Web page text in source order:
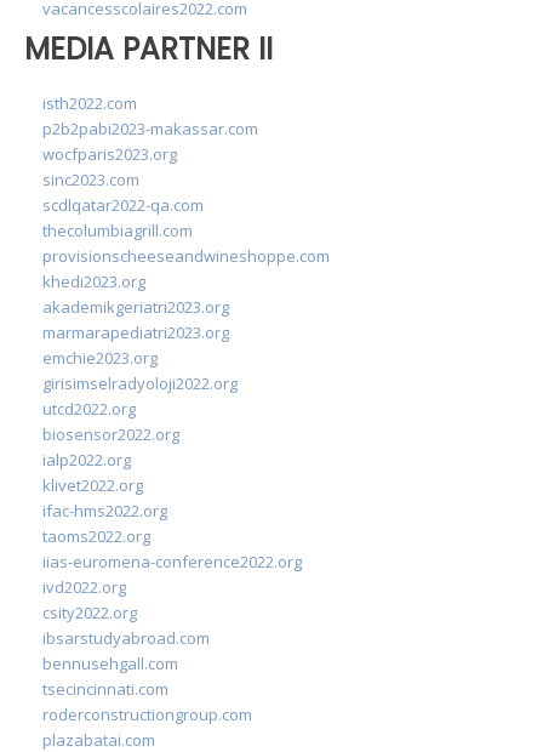
vacancesscolaires2022.com
MEDIA PARTNER II
isth2022.com
p2b2pabi2023-makassar.com
wocfparis2023.org
sinc2023.com
scdlqatar2022-qa.com
thecolumbiagrill.com
provisionscheeseandwineshoppe.com
khedi2023.org
akademikgeriatri2023.org
marmarapediatri2023.org
emchie2023.org
girisimselradyoloji2022.org
utcd2022.org
biosensor2022.org
ialp2022.org
klivet2022.org
ifac-hms2022.org
taoms2022.org
iias-euromena-conference2022.org
ivd2022.org
csity2022.org
ibsarstudyabroad.com
bennusehgall.com
tsecincinnati.com
roderconstructiongroup.com
plazabatai.com